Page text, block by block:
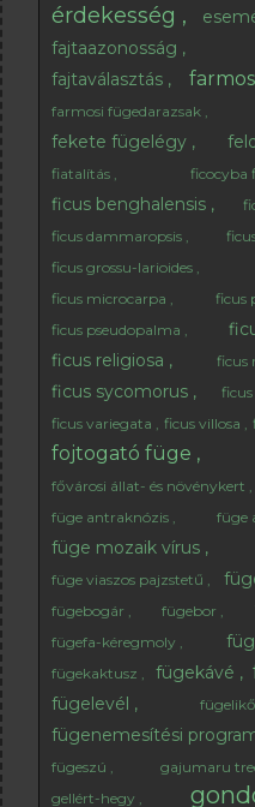
érdekesség
fajtaazonosság
fajtaválasztás
farmosi fügedarazsak
fekete fügelégy
fiatalítás
ficocyba
ficus benghalensis
ficus dammaropsis
ficus grossu-larioides
ficus microcarpa
ficus
ficus pseudopalma
ficus religiosa ficus
ficus sycomorus
ficus variegata
ficus villosa
fojtogató füge
fővárosi állat- és növénykert
füge antraknózis füge
füge mozaik vírus
füge viaszos pajzstetű
fügebogár
fügebor
fügefa-kéregmoly
fügekaktusz fügekávé
fügelevél
fügenemesítési
fügeszú
gajumaru
gellért-hegy